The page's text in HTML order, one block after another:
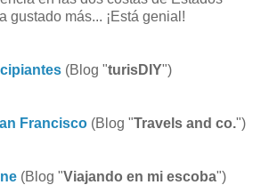
gustado más... ¡Está genial!
(Blog "turisDIY")
Francisco (Blog "Travels and co.")
(Blog "Viajando en mi escoba")